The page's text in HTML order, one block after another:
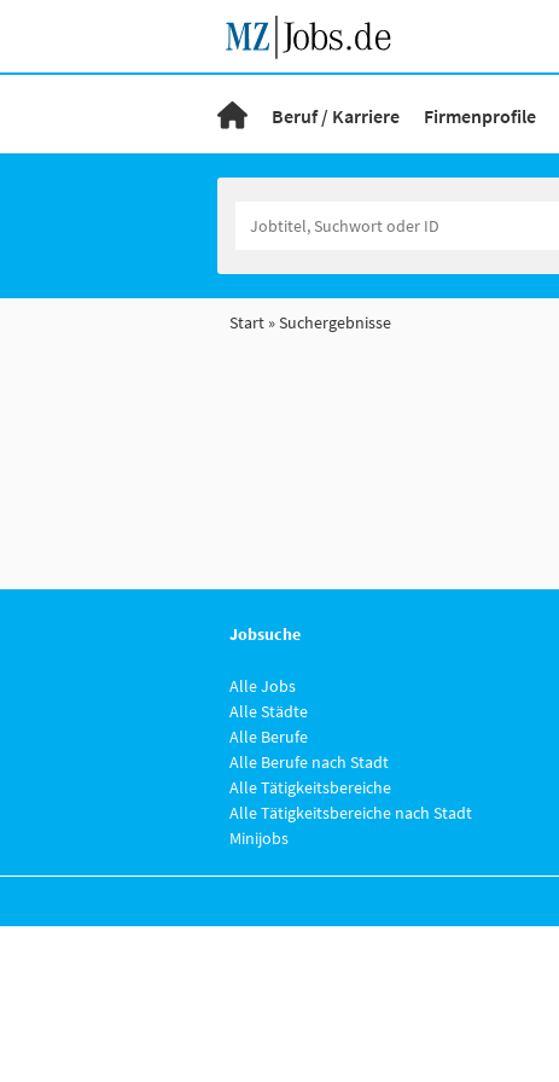
Beruf / Karriere Firmenprofile
Start Suchergebnisse
Jobsuche
Alle Jobs
Alle Städte
Alle Berufe
Alle Berufe nach Stadt
Alle Tätigkeitsbereiche
Alle Tätigkeitsbereiche nach Stadt
Minijobs